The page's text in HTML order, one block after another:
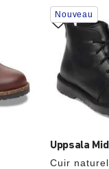
Uppsala Mid
Cuir naturel
Cliquer
sur
les
échantillons
couleurs
modifiera
l’image
Nouveau